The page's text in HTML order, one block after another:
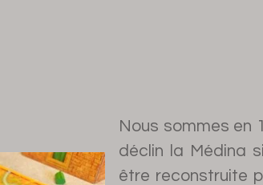
Nous sommes en
déclin la Médina
être reconstruite